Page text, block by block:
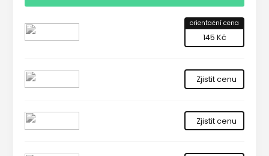
orientační cena
145 Kč
Zjistit cenu
Zjistit cenu